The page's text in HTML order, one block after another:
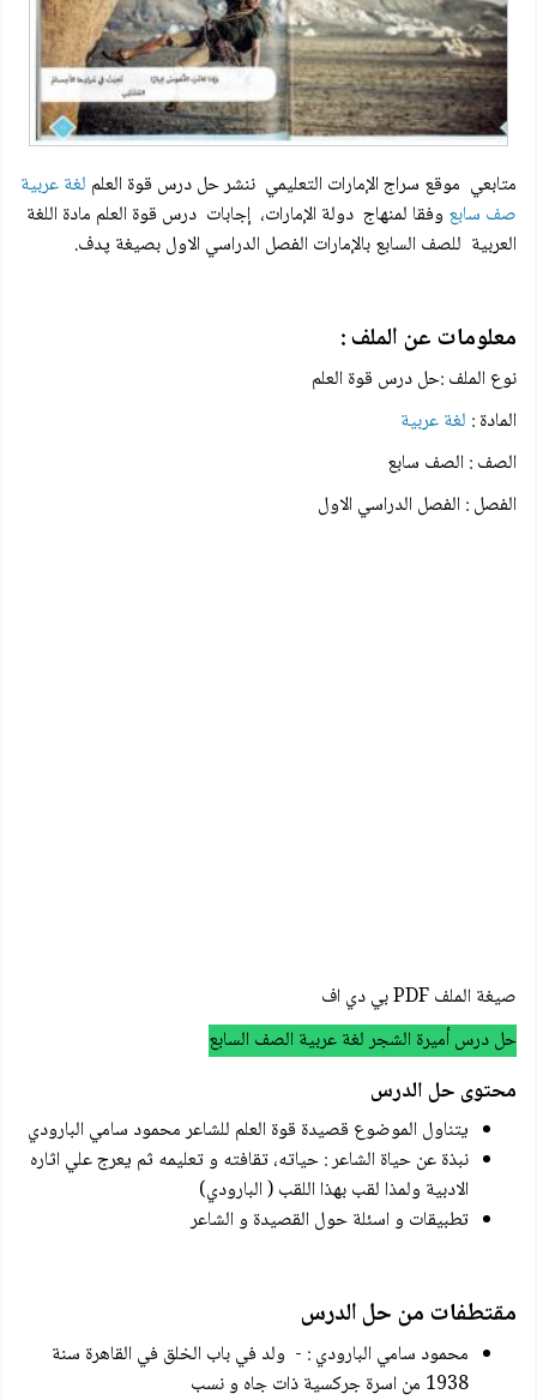
متابعي موقع سراج الإمارات التعليمي ننشر حل درس قوة العلم لغة عربية
صف سابع وفقا لمنهاج دولة الإمارات، إجابات درس قوة العلم مادة اللغة
العربية للصف السابع بالإمارات الفصل الدراسي الاول بصيغة پدف.
معلومات عن الملف :
نوع الملف :حل درس قوة العلم
المادة : لغة عربية
الصف : الصف سابع
الفصل : الفصل الدراسي الاول
صيغة الملف PDF بي دي اف
حل درس أميرة الشجر لغة عربية الصف السابع
محتوى حل الدرس
يتناول الموضوع قصيدة قوة العلم للشاعر محمود سامي البارودي
نبذة عن حياة الشاعر : حياته، تقافته و تعليمه ثم يعرج علي اثاره
الادبية ولمذا لقب بهذا اللقب ( البارودي)
تطبيقات و اسئلة حول القصيدة و الشاعر
مقتطفات من حل الدرس
محمود سامي البارودي : - ولد في باب الخلق في القاهرة سنة
1938 من اسرة جركسية ذات جاه و نسب